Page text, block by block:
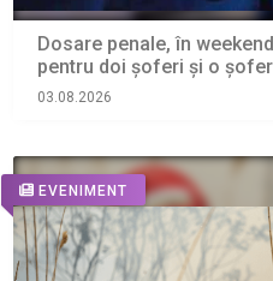
Dosare penale, în
pentru doi șoferi și o
03.08.2026
EVENIMENT